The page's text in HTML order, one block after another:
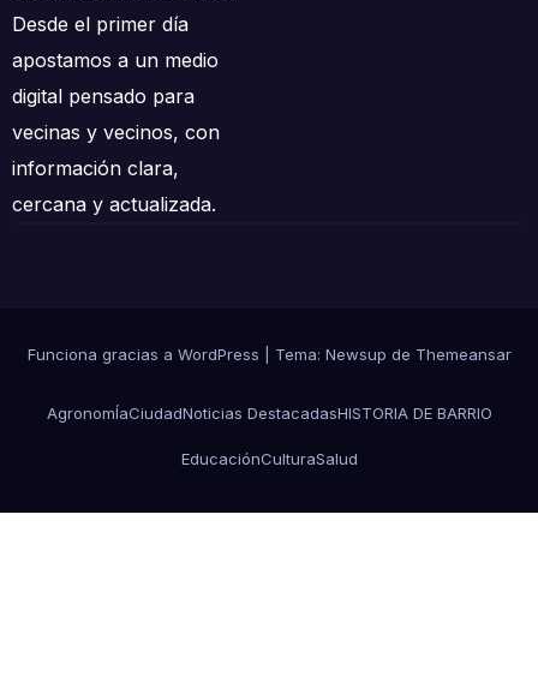
Desde el primer día
apostamos a un medio
digital pensado para
vecinas y vecinos, con
información clara,
cercana y actualizada.
Funciona gracias a WordPress Tema: Newsup de Themeansar
AgronomÍaCiudadNoticias DestacadasHISTORIA DE BARRIO
EducaciónCulturaSalud